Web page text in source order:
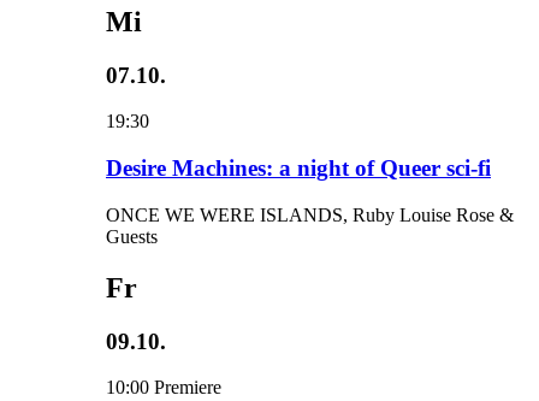
Mi
07.10.
19:30
Desire Machines: a night of Queer sci-fi
ONCE WE WERE ISLANDS, Ruby Louise Rose &
Guests
Fr
09.10.
10:00 Premiere